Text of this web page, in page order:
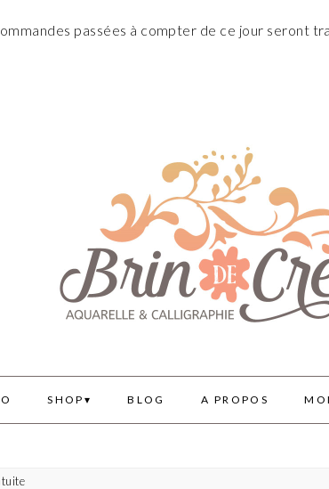
passées à compter de ce jour seront
SHOP BLOG A PROPOS